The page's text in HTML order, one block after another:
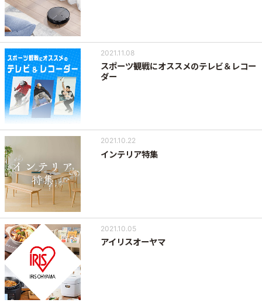
2021.11.08
スポーツ観戦にオススメのテレビ＆レコー
ダー
2021.10.22
インテリア特集
2021.10.05
アイリスオーヤマ